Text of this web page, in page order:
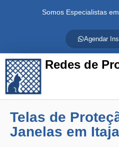
Somos Especialistas
Agendar
Redes de
Telas de
Janelas em